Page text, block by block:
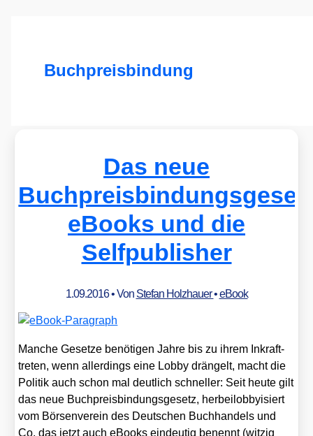
Buchpreisbindung
Das neue
eBooks und die
Selfpublisher
1.09.2016• Von Stefan Holzhauer•eBook
Man­che Geset­ze benö­ti­gen Jah­re bis zu ihrem Inkraft­
tre­ten, wenn aller­dings eine Lob­by drän­gelt, macht die
Poli­tik auch schon mal deut­lich schnel­ler: Seit heu­te gilt
das neue Buch­preis­bin­dungs­ge­setz, her­beilob­by­isiert
vom Bör­sen­ver­ein des Deut­schen Buch­han­dels und
Co, das jetzt auch eBooks ein­deu­tig benennt (wit­zig